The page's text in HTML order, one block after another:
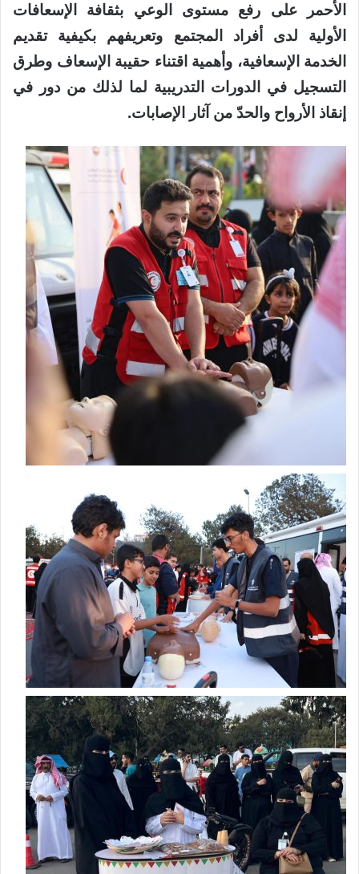
الأحمر على رفع مستوى الوعي بثقافة الإسعافات
الأولية لدى أفراد المجتمع وتعريفهم بكيفية تقديم
الخدمة الإسعافية، وأهمية اقتناء حقيبة الإسعاف وطرق
التسجيل في الدورات التدريبية لما لذلك من دور في
إنقاذ الأرواح والحدّ من آثار الإصابات.